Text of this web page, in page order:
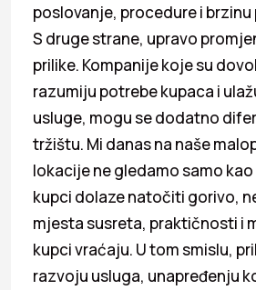
poslovanje, procedure i
S druge strane, upravo
prilike. Kompanije koje su
razumiju potrebe kupaca i
usluge, mogu se dodatno
tržištu. Mi danas na naše
lokacije ne gledamo samo
kupci dolaze natočiti gorivo,
mjesta susreta, praktičnosti i
kupci vraćaju. U tom smislu,
razvoju usluga, unapređenju